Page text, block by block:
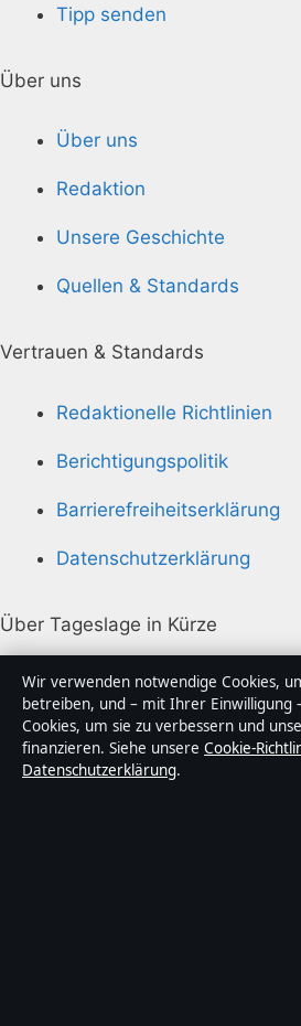
Tipp senden
Über uns
Über uns
Redaktion
Unsere Geschichte
Quellen & Standards
Vertrauen & Standards
Redaktionelle Richtlinien
Berichtigungspolitik
Barrierefreiheitserklärung
Datenschutzerklärung
Über Tageslage in Kürze
Tageslage ist ein unabhängiger
Nachrichtenanbieter mit Fokus
Technik und Gesellschaft in
trägt eine Byline, wird von einem
und vor der Veröffentlichung
Wir verwenden notwendige Cookies,
betreiben, und – mit Ihrer Einwilligung
Cookies, um sie zu verbessern und
finanzieren. Siehe unsere Cookie-
Datenschutzerklärung.